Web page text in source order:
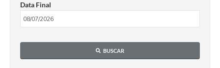
Data Final
BUSCAR